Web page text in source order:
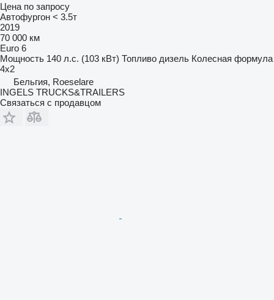
Цена по запросу
Автофургон < 3.5т
2019
70 000 км
Euro 6
Мощность 140 л.с. (103 кВт) Топливо дизель Колесная формула
4x2
Бельгия, Roeselare
INGELS TRUCKS&TRAILERS
Связаться с продавцом